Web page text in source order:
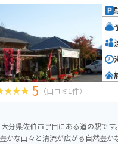
品を販売するショップもあり、お
用して作られた「温泉蒸しプリン
策したり、近くの滝を見に行った
5 （口コミ1件）
分県佐伯市宇目にある道の駅で
かな山々と清流が広がる自然豊か